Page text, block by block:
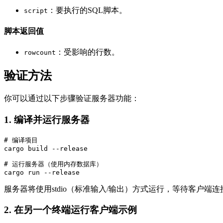
script ：要执行的SQL脚本。
脚本返回值
rowcount ：受影响的行数。
验证方法
你可以通过以下步骤验证服务器功能：
1. 编译并运行服务器
# 编译项目
cargo build --release
# 运行服务器（使用内存数据库）
服务器将使用stdio（标准输入/输出）方式运行，等待客户端连
2. 在另一个终端运行客户端示例